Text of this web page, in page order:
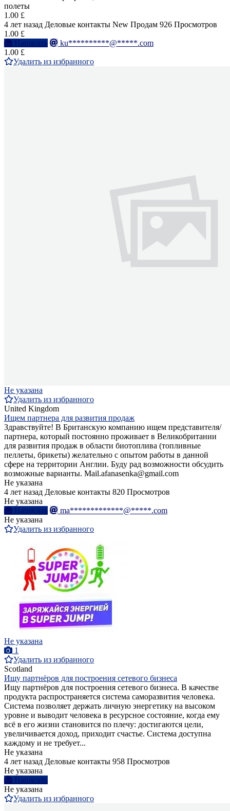
полеты
1.00 £
4 лет назад Деловые контакты New Продам 926 Просмотров
1.00 £
Написать
ku**********@*****.com
1.00 £
Удалить из избранного
Не указана
Удалить из избранного
United Kingdom
Ищем партнера для развития продаж
Здравствуйте! В Британскую компанию ищем представителя/
партнера, который постоянно проживает в Великобритании
для развития продаж в области биотоплива (топливные
пеллеты, брикеты) желательно с опытом работы в данной
сфере на территории Англии. Буду рад возможности обсудить
возможные варианты. Mail.afanasenka@gmail.com
Не указана
4 лет назад Деловые контакты 820 Просмотров
Не указана
Написать
ma*************@*****.com
Не указана
Удалить из избранного
Не указана
1
Удалить из избранного
Scotland
Ищу партнёров для построения сетевого бизнеса
Ищу партнёров для построения сетевого бизнеса. В качестве
продукта распространяется система саморазвития человека.
Система позволяет держать личную энергетику на высоком
уровне и выводит человека в ресурсное состояние, когда ему
всё в его жизни становится по плечу: достигаются цели,
увеличивается доход, приходит счастье. Система доступна
каждому и не требует...
Не указана
4 лет назад Деловые контакты 958 Просмотров
Не указана
Написать
Не указана
Удалить из избранного